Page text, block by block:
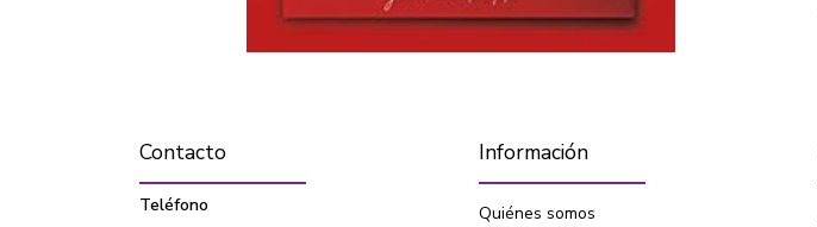
Contacto
Teléfono
Información
Quiénes somos